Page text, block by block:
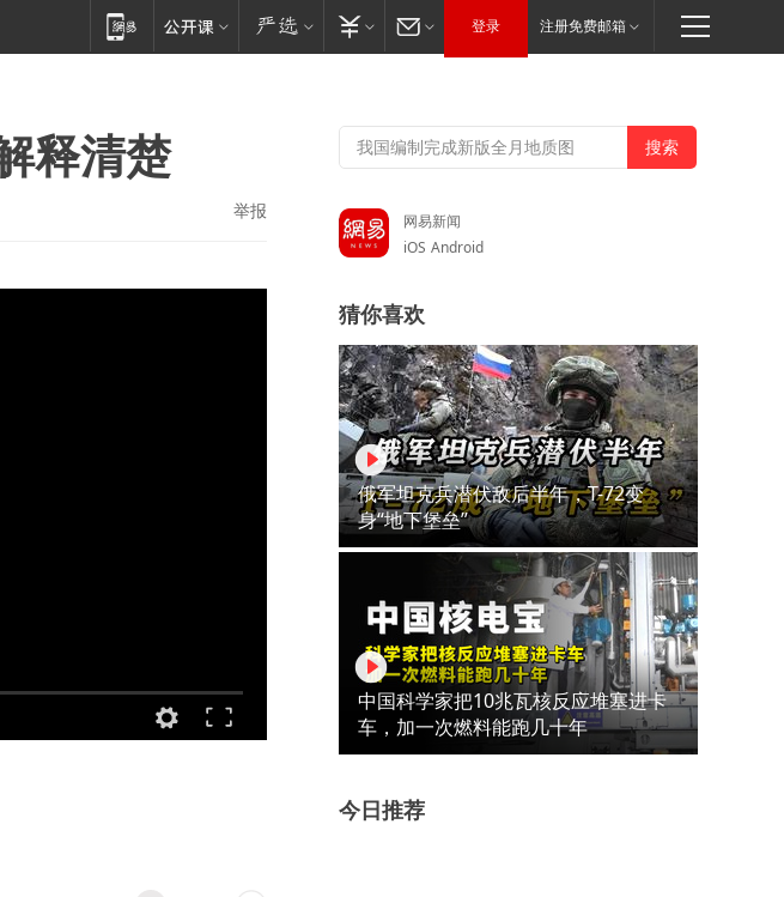
登录 注册免费邮箱
释清楚
举报
网易新闻
iOS Android
猜你喜欢
俄军坦克兵潜伏敌后半年，T-72变
身“地下堡垒”
中国科学家把10兆瓦核反应堆塞进卡
车，加一次燃料能跑几十年
今日推荐